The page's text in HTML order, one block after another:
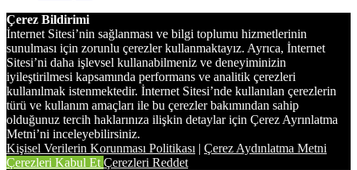
Çerez Bildirimi
İnternet Sitesi’nin sağlanması ve bilgi toplumu hizmetlerinin
sunulması için zorunlu çerezler kullanmaktayız. Ayrıca, İnternet
Sitesi’ni daha işlevsel kullanabilmeniz ve deneyiminizin
iyileştirilmesi kapsamında performans ve analitik çerezleri
kullanılmak istenmektedir. İnternet Sitesi’nde kullanılan çerezlerin
türü ve kullanım amaçları ile bu çerezler bakımından sahip
olduğunuz tercih haklarınıza ilişkin detaylar için Çerez Ayrınlatma
Metni’ni inceleyebilirsiniz.
Kişisel Verilerin Korunması Politikası | Çerez Aydınlatma Metni
Çerezleri Kabul Et Çerezleri Reddet